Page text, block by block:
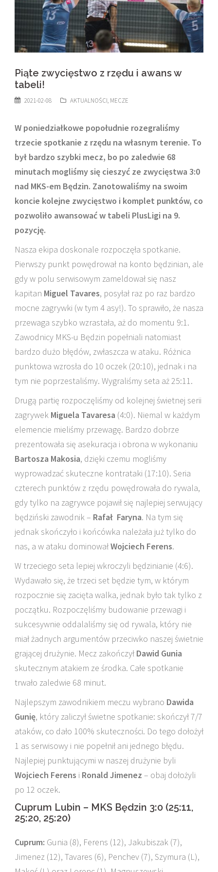
Piąte zwycięstwo z rzędu i awans w
tabeli!
2021-02-08 AKTUALNOŚCI, MECZE
W poniedziałkowe popołudnie rozegraliśmy
trzecie spotkanie z rzędu na własnym terenie. To
był bardzo szybki mecz, bo po zaledwie 68
minutach mogliśmy się cieszyć ze zwycięstwa 3:0
nad MKS-em Będzin. Zanotowaliśmy na swoim
koncie kolejne zwycięstwo i komplet punktów, co
pozwoliło awansować w tabeli PlusLigi na 9.
pozycję.
Nasza ekipa doskonale rozpoczęła spotkanie.
Pierwszy punkt powędrował na konto będzinian, ale
gdy w polu serwisowym zameldował się nasz
kapitan Miguel Tavares, posyłał raz po raz bardzo
mocne zagrywki (w tym 4 asy!). To sprawiło, że nasza
przewaga szybko wzrastała, aż do momentu 9:1.
Zawodnicy MKS-u Będzin popełniali natomiast
bardzo dużo błędów, zwłaszcza w ataku. Różnica
punktowa wzrosła do 10 oczek (20:10), jednak i na
tym nie poprzestaliśmy. Wygraliśmy seta aż 25:11.
Drugą partię rozpoczęliśmy od kolejnej świetnej serii
zagrywek Miguela Tavaresa (4:0). Niemal w każdym
elemencie mieliśmy przewagę. Bardzo dobrze
prezentowała się asekuracja i obrona w wykonaniu
Bartosza Makosia, dzięki czemu mogliśmy
wyprowadzać skuteczne kontrataki (17:10). Seria
czterech punktów z rzędu powędrowała do rywala,
gdy tylko na zagrywce pojawił się najlepiej serwujący
będziński zawodnik – Rafał Faryna. Na tym się
jednak skończyło i końcówka należała już tylko do
nas, a w ataku dominowałWojciech Ferens.
W trzeciego seta lepiej wkroczyli będzinianie (4:6).
Wydawało się, że trzeci set będzie tym, w którym
rozpocznie się zacięta walka, jednak było tak tylko z
początku. Rozpoczęliśmy budowanie przewagi i
sukcesywnie oddalaliśmy się od rywala, który nie
miał żadnych argumentów przeciwko naszej świetnie
grającej drużynie. Mecz zakończył Dawid Gunia
skutecznym atakiem ze środka. Całe spotkanie
trwało zaledwie 68 minut.
Najlepszym zawodnikiem meczu wybrano Dawida
Gunię, który zaliczył świetne spotkanie: skończył 7/7
ataków, co dało 100% skuteczności. Do tego dołożył
1 as serwisowy i nie popełnił ani jednego błędu.
Najlepiej punktującymi w naszej drużynie byli
Wojciech Ferens i Ronald Jimenez – obaj dołożyli
po 12 oczek.
Cuprum Lubin – MKS Będzin 3:0 (25:11,
25:20, 25:20)
Cuprum: Gunia (8), Ferens (12), Jakubiszak (7),
Jimenez (12), Tavares (6), Penchev (7), Szymura (L),